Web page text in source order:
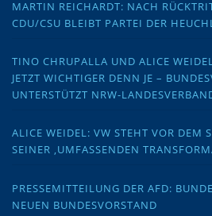
MARTIN REICHARDT: NACH
CDU/CSU BLEIBT PARTEI DER
TINO CHRUPALLA UND ALICE
JETZT WICHTIGER DENN JE –
UNTERSTÜTZT NRW-
ALICE WEIDEL: VW STEHT VOR DEM
SEINER ‚UMFASSENDEN
PRESSEMITTEILUNG DER AFD:
NEUEN BUNDESVORSTAND